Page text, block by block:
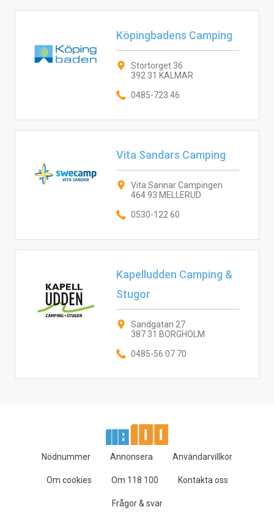
Köpingbadens Camping
Stortorget 36
392 31 KALMAR
0485-723 46
Vita Sandars Camping
Vita Sannar Campingen
464 93 MELLERUD
0530-122 60
Kapelludden Camping &
Stugor
Sandgatan 27
387 31 BORGHOLM
0485-56 07 70
Nödnummer Annonsera Användarvillkor
Om cookies Om 118 100 Kontakta oss
Frågor & svar